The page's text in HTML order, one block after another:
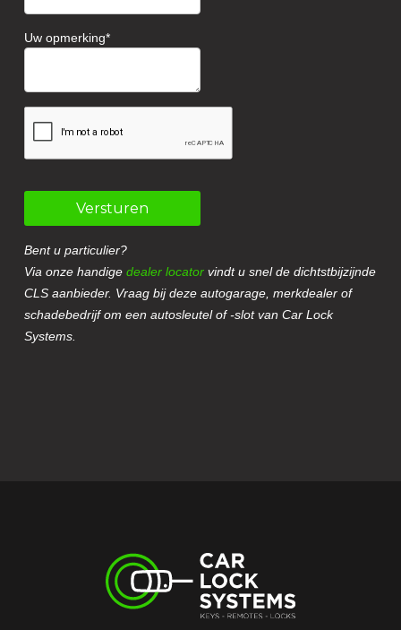
Uw opmerking
Versturen
Bent u particulier?
Via onze handigedealer locator vindt u snel de dichtstbijzijnde
CLS aanbieder. Vraag bij deze autogarage, merkdealer of
schadebedrijf om een autosleutel of -slot van Car Lock
Systems.